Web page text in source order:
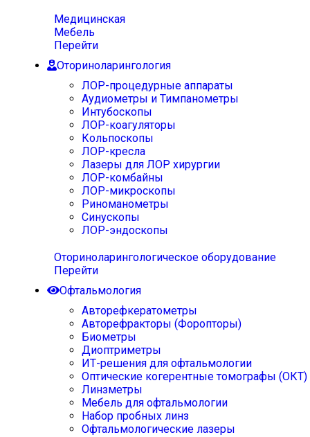
Медицинская
Мебель
Перейти
Оториноларингология
ЛОР-процедурные аппараты
Аудиометры и Тимпанометры
Интубоскопы
ЛОР-коагуляторы
Кольпоскопы
ЛОР-кресла
Лазеры для ЛОР хирургии
ЛОР-комбайны
ЛОР-микроскопы
Риноманометры
Синускопы
ЛОР-эндоскопы
Оториноларингологическое оборудование
Перейти
Офтальмология
Авторефкератометры
Авторефракторы (Форопторы)
Биометры
Диоптриметры
ИТ-решения для офтальмологии
Оптические когерентные томографы (ОКТ)
Линзметры
Мебель для офтальмологии
Набор пробных линз
Офтальмологические лазеры